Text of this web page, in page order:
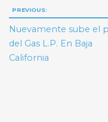
Navegación
de
entradas
PREVIOUS:
Nuevamente sube el
del Gas L.P. En Baja
California